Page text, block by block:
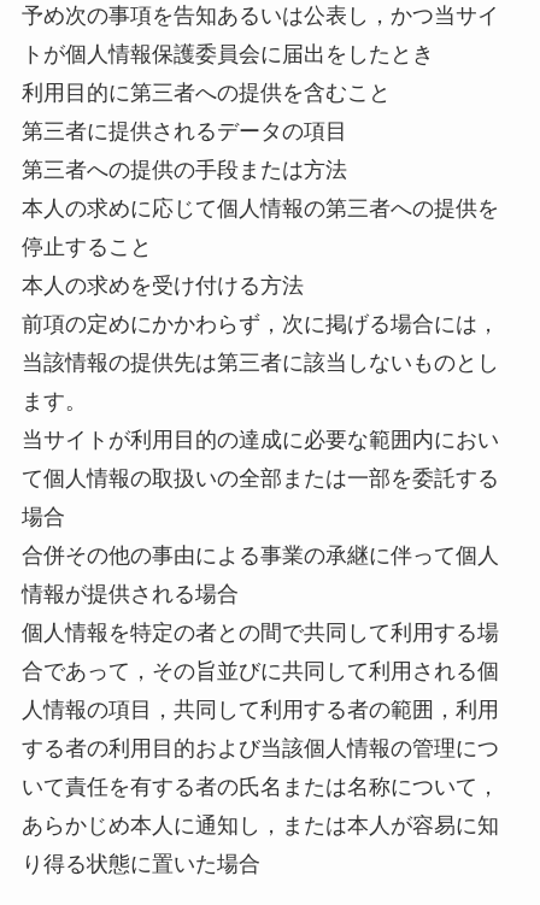
予め次の事項を告知あるいは公表し，かつ当サイ
トが個人情報保護委員会に届出をしたとき
利用目的に第三者への提供を含むこと
第三者に提供されるデータの項目
第三者への提供の手段または方法
本人の求めに応じて個人情報の第三者への提供を
停止すること
本人の求めを受け付ける方法
前項の定めにかかわらず，次に掲げる場合には，
当該情報の提供先は第三者に該当しないものとし
ます。
当サイトが利用目的の達成に必要な範囲内におい
て個人情報の取扱いの全部または一部を委託する
場合
合併その他の事由による事業の承継に伴って個人
情報が提供される場合
個人情報を特定の者との間で共同して利用する場
合であって，その旨並びに共同して利用される個
人情報の項目，共同して利用する者の範囲，利用
する者の利用目的および当該個人情報の管理につ
いて責任を有する者の氏名または名称について，
あらかじめ本人に通知し，または本人が容易に知
り得る状態に置いた場合